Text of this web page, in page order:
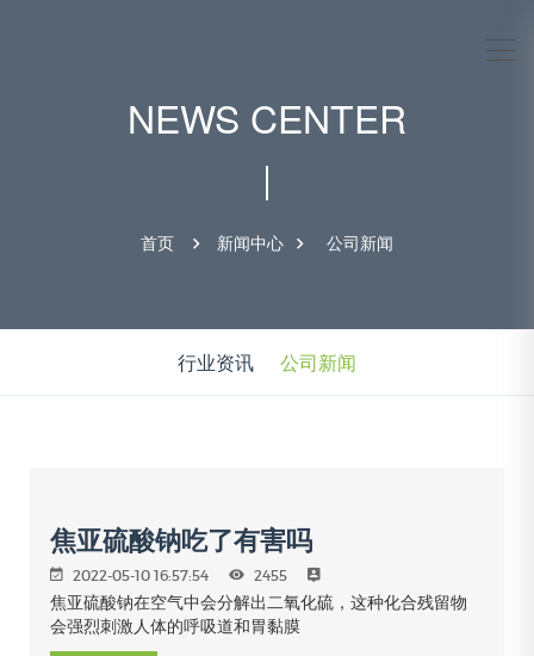
NEWS CENTER
首页 新闻中心 公司新闻
行业资讯 公司新闻
焦亚硫酸钠吃了有害吗
2022-05-10 16:57:54 2455
焦亚硫酸钠在空气中会分解出二氧化硫，这种化合残留物
会强烈刺激人体的呼吸道和胃黏膜